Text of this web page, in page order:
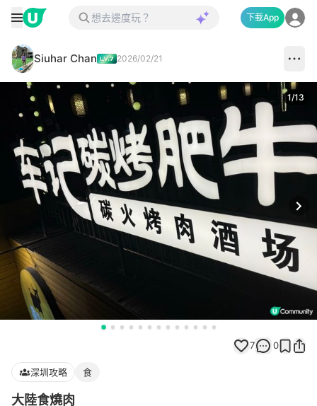
下載App
Siuhar Chan 2026/02/21
1/13
7 0
深圳攻略 食
大陸食燒肉